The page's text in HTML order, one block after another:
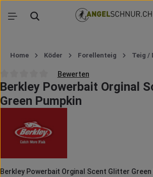
Zum Hauptinhalt springen
Home Köder Forellenteig Teig /
Durchschnittliche Bewertung von 0 von 5
Bewerten
Berkley Powerbait Orginal
Green Pumpkin
Berkley Powerbait Orginal Scent Glitter Green